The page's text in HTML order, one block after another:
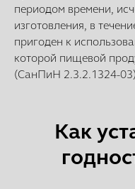
периодом времени,
изготовления, в
пригоден к
которой пищевой
(СанПиН 2.3.2.1324-
Как